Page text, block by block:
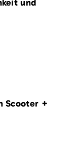
und
Scooter +